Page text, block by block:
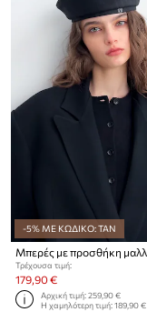
-5% ΜΕ ΚΩΔΙΚΟ: TAN
Τρέχουσα τιμή:
179,90 €
Αρχική τιμή:259,90 €
Η χαμηλότερη τιμή:189,90 €